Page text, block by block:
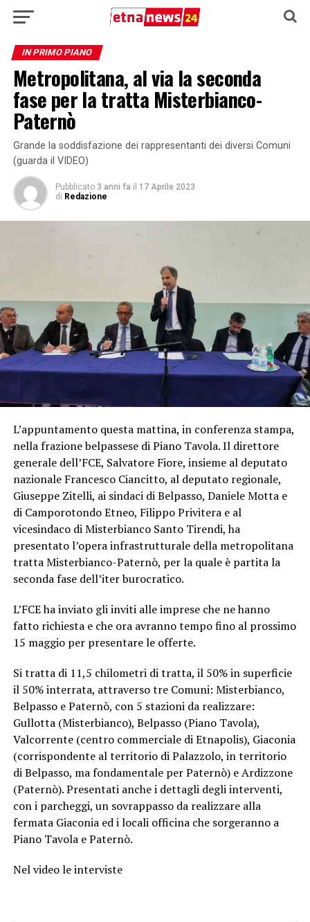
IN PRIMO PIANO
Metropolitana, al via la seconda
fase per la tratta Misterbianco-
Paternò
Grande la soddisfazione dei rappresentanti dei diversi Comuni
(guarda il VIDEO)
Pubblicato 3 anni fa il 17 Aprile 2023
di Redazione
L’appuntamento questa mattina, in conferenza stampa,
nella frazione belpassese di Piano Tavola. Il direttore
generale dell’FCE, Salvatore Fiore, insieme al deputato
nazionale Francesco Ciancitto, al deputato regionale,
Giuseppe Zitelli, ai sindaci di Belpasso, Daniele Motta e
di Camporotondo Etneo, Filippo Privitera e al
vicesindaco di Misterbianco Santo Tirendi, ha
presentato l’opera infrastrutturale della metropolitana
tratta Misterbianco-Paternò, per la quale è partita la
seconda fase dell’iter burocratico.
L’FCE ha inviato gli inviti alle imprese che ne hanno
fatto richiesta e che ora avranno tempo fino al prossimo
15 maggio per presentare le offerte.
Si tratta di 11,5 chilometri di tratta, il 50% in superficie
il 50% interrata, attraverso tre Comuni: Misterbianco,
Belpasso e Paternò, con 5 stazioni da realizzare:
Gullotta (Misterbianco), Belpasso (Piano Tavola),
Valcorrente (centro commerciale di Etnapolis), Giaconia
(corrispondente al territorio di Palazzolo, in territorio
di Belpasso, ma fondamentale per Paternò) e Ardizzone
(Paternò). Presentati anche i dettagli degli interventi,
con i parcheggi, un sovrappasso da realizzare alla
fermata Giaconia ed i locali officina che sorgeranno a
Piano Tavola e Paternò.
Nel video le interviste